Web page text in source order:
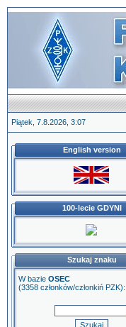
Piątek, 7.8.2026, 3:07
English version
100-lecie GDYNI
Szukaj znaku
W bazie OSEC
(3358 członków/członkiń PZK):